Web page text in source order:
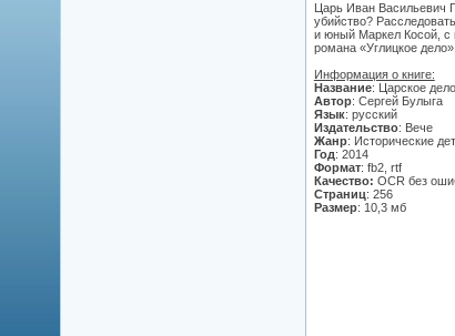
Царь Иван Васильевич
убийство?
и юный Маркел Косой, с
романа «Углицкое дело».
Информация о книге:
Название: Царское дело
Автор: Сергей Булыга
Язык: русский
Издательство: Вече
Жанр: Исторические
Год: 2014
Формат: fb2, rtf
Качество: OCR без
Страниц: 256
Размер: 10,3 мб